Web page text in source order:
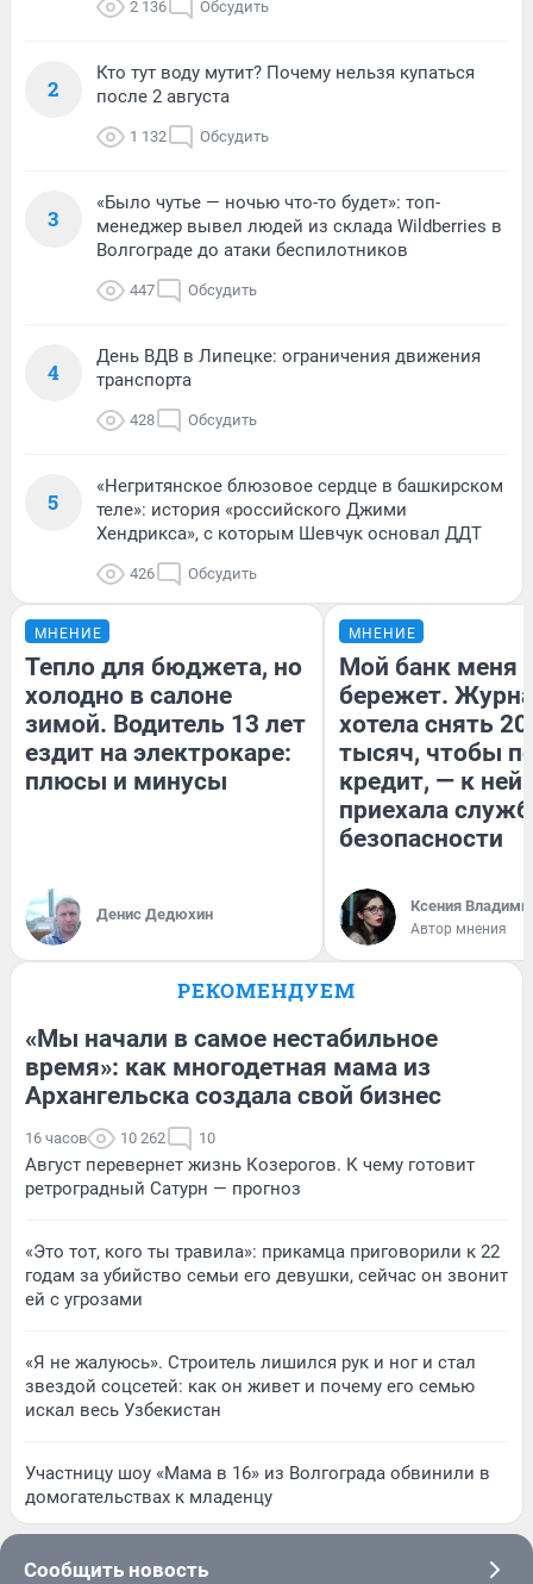
2 136 Обсудить
2
Кто тут воду мутит? Почему нельзя купаться
после 2 августа
1 132 Обсудить
3
«Было чутье — ночью что-то будет»: топ-
менеджер вывел людей из склада Wildberries в
Волгограде до атаки беспилотников
447 Обсудить
4
День ВДВ в Липецке: ограничения движения
транспорта
428 Обсудить
5
«Негритянское блюзовое сердце в башкирском
теле»: история «российского Джими
Хендрикса», с которым Шевчук основал ДДТ
426 Обсудить
МНЕНИЕ
Тепло для бюджета, но
холодно в салоне
зимой. Водитель 13 лет
ездит на электрокаре:
плюсы и минусы
Денис Дедюхин
МНЕНИЕ
Мой банк меня
бережет.
хотела снять
тысяч, чтобы
кредит, — к
приехала
безопасности
Ксения
Автор мнения
РЕКОМЕНДУЕМ
«Мы начали в самое нестабильное
время»: как многодетная мама из
Архангельска создала свой бизнес
16 часов 10 262 10
Август перевернет жизнь Козерогов. К чему готовит
ретроградный Сатурн — прогноз
«Это тот, кого ты травила»: прикамца приговорили к 22
годам за убийство семьи его девушки, сейчас он звонит
ей с угрозами
«Я не жалуюсь». Строитель лишился рук и ног и стал
звездой соцсетей: как он живет и почему его семью
искал весь Узбекистан
Участницу шоу «Мама в 16» из Волгограда обвинили в
домогательствах к младенцу
Сообщить новость